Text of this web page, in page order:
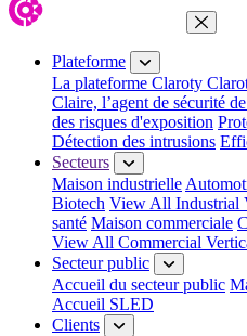
Fermer
Plateforme
La plateforme Claroty
Claire, l’agent de sécurité
des risques d'exposition
Détection des intrusions
Secteurs
Maison industrielle
Biotech View All Industrial
santé Maison commerciale
View All Commercial
Secteur public
Accueil du secteur public
Accueil SLED
Clients